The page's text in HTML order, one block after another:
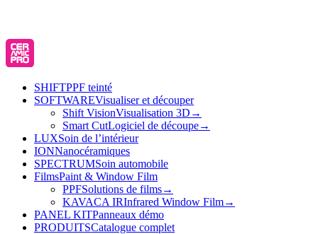
SHIFTPPF teinté
SOFTWAREVisualiser et découper
Shift VisionVisualisation 3D →
Smart CutLogiciel de découpe→
LUXSoin de l’intérieur
IONNanocéramiques
SPECTRUMSoin automobile
FilmsPaint & Window Film
PPFSolutions de films→
KAVACA IRInfrared Window Film→
PANEL KITPanneaux démo
PRODUITSCatalogue complet